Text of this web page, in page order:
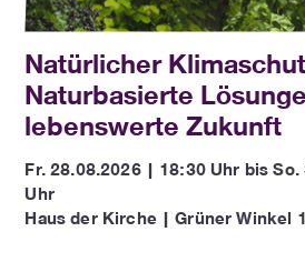
Natürlicher
Naturbasierte
lebenswerte Zukunft
Fr. 28.08.2026 | 18:30 Uhr bis
Uhr
Haus der Kirche | Grüner Winkel